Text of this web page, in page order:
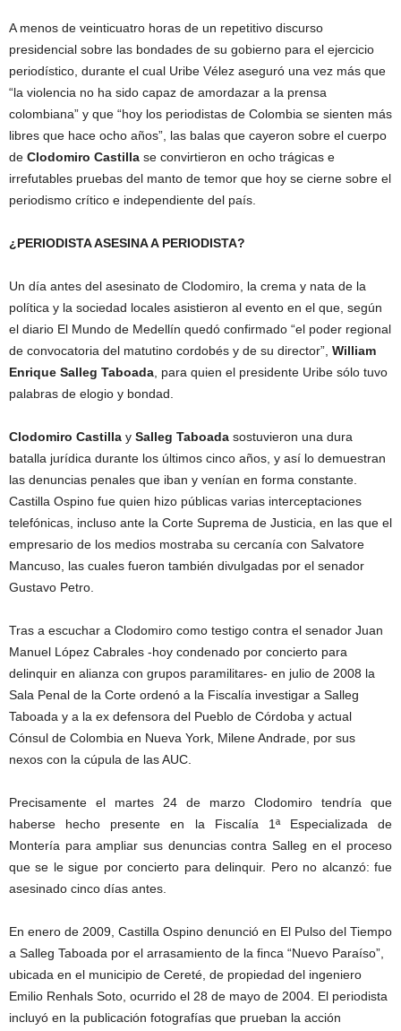
A menos de veinticuatro horas de un repetitivo discurso
presidencial sobre las bondades de su gobierno para el ejercicio
periodístico, durante el cual Uribe Vélez aseguró una vez más que
“la violencia no ha sido capaz de amordazar a la prensa
colombiana” y que “hoy los periodistas de Colombia se sienten más
libres que hace ocho años”, las balas que cayeron sobre el cuerpo
de Clodomiro Castilla se convirtieron en ocho trágicas e
irrefutables pruebas del manto de temor que hoy se cierne sobre el
periodismo crítico e independiente del país.
¿PERIODISTA ASESINA A PERIODISTA?
Un día antes del asesinato de Clodomiro, la crema y nata de la
política y la sociedad locales asistieron al evento en el que, según
el diario El Mundo de Medellín quedó confirmado “el poder regional
de convocatoria del matutino cordobés y de su director”, William
Enrique Salleg Taboada , para quien el presidente Uribe sólo tuvo
palabras de elogio y bondad.
Clodomiro Castilla y Salleg Taboada sostuvieron una dura
batalla jurídica durante los últimos cinco años, y así lo demuestran
las denuncias penales que iban y venían en forma constante.
Castilla Ospino fue quien hizo públicas varias interceptaciones
telefónicas, incluso ante la Corte Suprema de Justicia, en las que el
empresario de los medios mostraba su cercanía con Salvatore
Mancuso, las cuales fueron también divulgadas por el senador
Gustavo Petro.
Tras a escuchar a Clodomiro como testigo contra el senador Juan
Manuel López Cabrales -hoy condenado por concierto para
delinquir en alianza con grupos paramilitares- en julio de 2008 la
Sala Penal de la Corte ordenó a la Fiscalía investigar a Salleg
Taboada y a la ex defensora del Pueblo de Córdoba y actual
Cónsul de Colombia en Nueva York, Milene Andrade, por sus
nexos con la cúpula de las AUC.
Precisamente el martes 24 de marzo Clodomiro tendría que
haberse hecho presente en la Fiscalía 1ª Especializada de
Montería para ampliar sus denuncias contra Salleg en el proceso
que se le sigue por concierto para delinquir. Pero no alcanzó: fue
asesinado cinco días antes.
En enero de 2009, Castilla Ospino denunció en El Pulso del Tiempo
a Salleg Taboada por el arrasamiento de la finca “Nuevo Paraíso”,
ubicada en el municipio de Cereté, de propiedad del ingeniero
Emilio Renhals Soto, ocurrido el 28 de mayo de 2004. El periodista
incluyó en la publicación fotografías que prueban la acción